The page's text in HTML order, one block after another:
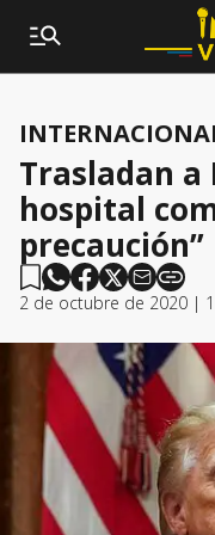
Trasladan a
hospital
precaución”
2 de octubre de 2020 |